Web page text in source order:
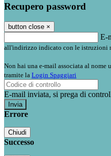
Recupero password
button close ×
E-
all'indirizzo indicato con le istruzioni
Non hai una e-mail associata al nome
tramite la Login Spaggiari
E-mail inviata, si prega di
Errore
Chiudi
Successo